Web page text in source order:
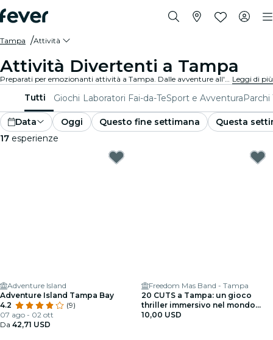
Tampa Attività
Attività Divertenti a Tampa
Preparati per emozionanti attività a Tampa. Dalle avventure all'aperto alle esperienze culturali, scopri i modi migliori per sfruttare al massimo il tuo tempo. Leggi di più
Tutti Giochi Laboratori Fai-da-TeSport e Avventura
Data Oggi Questo fine settimana
Questa
17 esperienze
Adventure Island
Adventure Island Tampa Bay
4.2
(9)
07 ago - 02 ott
Da 42,71 USD
Freedom Mas Band - Tampa
20 CUTS a Tampa: un gioco
thriller immersivo nel mondo
reale
10,00 USD